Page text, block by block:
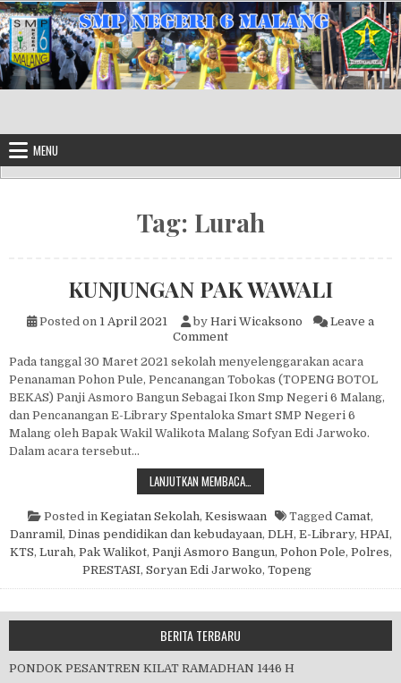
Skip to content
MENU
Tag: Lurah
KUNJUNGAN PAK WAWALI
Posted on 1 April 2021 by Hari Wicaksono
Leave a
Commenton KUNJUNGAN PAK
Pada tanggal 30 Maret 2021 sekolah menyelenggarakan acara
Penanaman Pohon Pule, Pencanangan Tobokas (TOPENG BOTOL
BEKAS) Panji Asmoro Bangun Sebagai Ikon Smp Negeri 6 Malang,
dan Pencanangan E-Library Spentaloka Smart SMP Negeri 6
Malang oleh Bapak Wakil Walikota Malang Sofyan Edi Jarwoko.
Dalam acara tersebut…
LANJUTKAN MEMBACA…
Posted in Kegiatan Sekolah, Kesiswaan Tagged Camat,
Danramil , Dinas pendidikan dan kebudayaan, DLH, E-Library, HPAI,
KTS, Lurah, Pak Walikot, Panji Asmoro Bangun, Pohon Pole, Polres,
PRESTASI, Soryan Edi Jarwoko, Topeng
BERITA TERBARU
PONDOK PESANTREN KILAT RAMADHAN 1446 H